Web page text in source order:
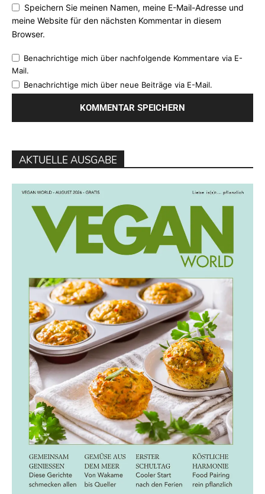
Speichern Sie meinen Namen, meine E-Mail-Adresse und
meine Website für den nächsten Kommentar in diesem
Browser.
Benachrichtige mich über nachfolgende Kommentare via E-
Mail.
Benachrichtige mich über neue Beiträge via E-Mail.
AKTUELLE AUSGABE